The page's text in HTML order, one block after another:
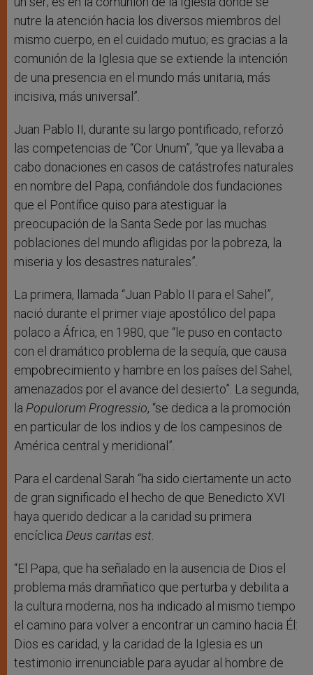
nutre la atención hacia los diversos miembros del
mismo cuerpo, en el cuidado mutuo; es gracias a la
comunión de la Iglesia que se extiende la intención
de una presencia en el mundo más unitaria, más
incisiva, más universal”.
Juan Pablo II, durante su largo pontificado, reforzó
las competencias de “Cor Unum”, “que ya llevaba a
cabo donaciones en casos de catástrofes naturales
en nombre del Papa, confiándole dos fundaciones
que el Pontífice quiso para atestiguar la
preocupación de la Santa Sede por las muchas
poblaciones del mundo afligidas por la pobreza, la
miseria y los desastres naturales”.
La primera, llamada “Juan Pablo II para el Sahel”,
nació durante el primer viaje apostólico del papa
polaco a África, en 1980, que “le puso en contacto
con el dramático problema de la sequía, que causa
empobrecimiento y hambre en los países del Sahel,
amenazados por el avance del desierto”. La segunda,
la Populorum Progressio, “se dedica a la promoción
en particular de los indios y de los campesinos de
América central y meridional”.
Para el cardenal Sarah “ha sido ciertamente un acto
de gran significado el hecho de que Benedicto XVI
haya querido dedicar a la caridad su primera
encíclica Deus caritas est.
“El Papa, que ha señalado en la ausencia de Dios el
problema más dramñatico que perturba y debilita a
la cultura moderna, nos ha indicado al mismo tiempo
el camino para volver a encontrar un camino hacia Él:
Dios es caridad, y la caridad de la Iglesia es un
testimonio irrenunciable para ayudar al hombre de